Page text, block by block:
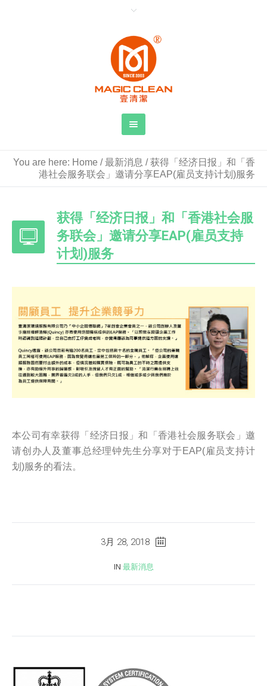
You are here: Home /最新消息 /获得「经济日报」和「香
港社会服务联会」邀请分享EAP(雇员支持计划)服务
获得「经济日报」和「香港社会服
务联会」邀请分享EAP(雇员支持
计划)服务
本公司有幸获得「经济日报」和「香港社会服务联会」邀
请创办人及董事总经理钟先生分享对于EAP(雇员支持计
划)服务的看法。
3月 28, 2018
IN 最新消息